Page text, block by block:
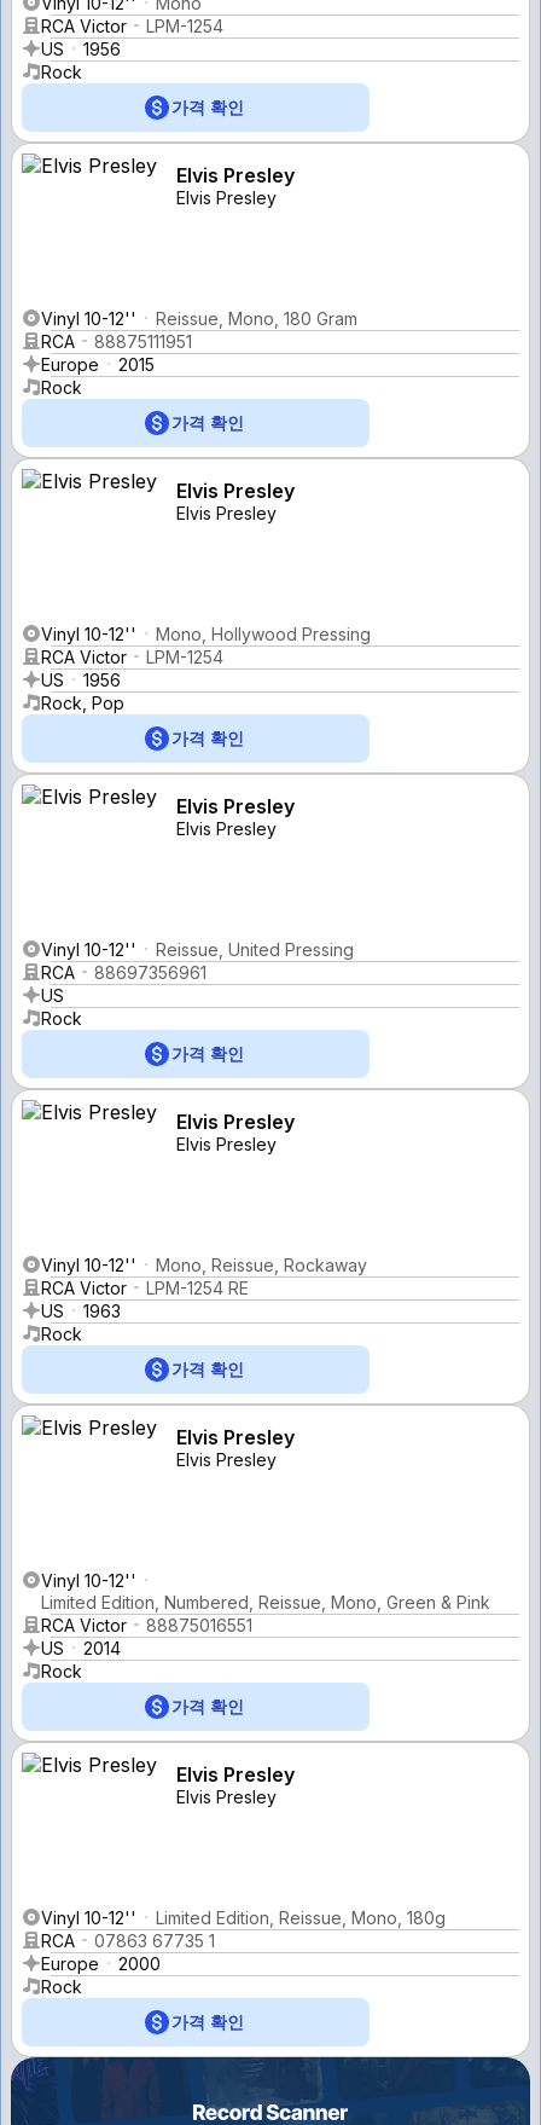
RCA Victor
LPM-1254
US
1956
Rock
가격 확인
Elvis Presley
Elvis Presley
Vinyl 10-12''
Reissue, Mono, 180 Gram
RCA
88875111951
Europe
2015
Rock
가격 확인
Elvis Presley
Elvis Presley
Vinyl 10-12''
Mono, Hollywood Pressing
RCA Victor
LPM-1254
US
1956
Rock, Pop
가격 확인
Elvis Presley
Elvis Presley
Vinyl 10-12''
Reissue, United Pressing
RCA
88697356961
US
Rock
가격 확인
Elvis Presley
Elvis Presley
Vinyl 10-12''
Mono, Reissue, Rockaway
RCA Victor
LPM-1254 RE
US
1963
Rock
가격 확인
Elvis Presley
Elvis Presley
Vinyl 10-12''
Limited Edition, Numbered, Reissue, Mono, Green & Pink
RCA Victor
88875016551
US
2014
Rock
가격 확인
Elvis Presley
Elvis Presley
Vinyl 10-12''
Limited Edition, Reissue, Mono, 180g
RCA
07863 67735 1
Europe
2000
Rock
가격 확인